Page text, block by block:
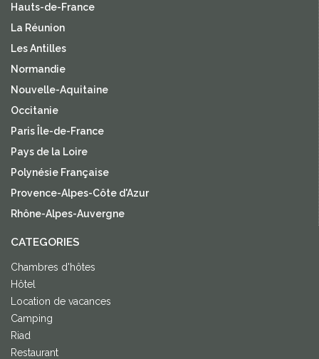
Hauts-de-France
La Réunion
Les Antilles
Normandie
Nouvelle-Aquitaine
Occitanie
Paris Île-de-France
Pays de la Loire
Polynésie Française
Provence-Alpes-Côte d'Azur
Rhône-Alpes-Auvergne
CATEGORIES
Chambres d'hôtes
Hôtel
Location de vacances
Camping
Riad
Restaurant